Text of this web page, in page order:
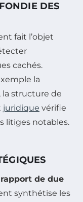
DES
fait l’objet
cachés.
la
la structure de
juridique vérifie
litiges notables.
rapport de due
synthétise les